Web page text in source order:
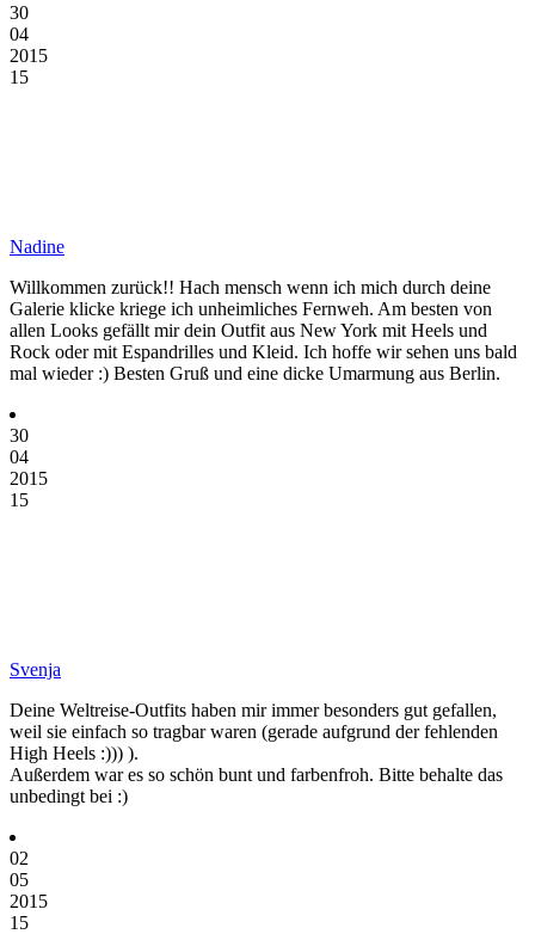
30
04
2015
15
Nadine
Willkommen zurück!! Hach mensch wenn ich mich durch deine
Galerie klicke kriege ich unheimliches Fernweh. Am besten von
allen Looks gefällt mir dein Outfit aus New York mit Heels und
Rock oder mit Espandrilles und Kleid. Ich hoffe wir sehen uns bald
mal wieder :) Besten Gruß und eine dicke Umarmung aus Berlin.
30
04
2015
15
Svenja
Deine Weltreise-Outfits haben mir immer besonders gut gefallen,
weil sie einfach so tragbar waren (gerade aufgrund der fehlenden
High Heels :))) ).
Außerdem war es so schön bunt und farbenfroh. Bitte behalte das
unbedingt bei :)
02
05
2015
15